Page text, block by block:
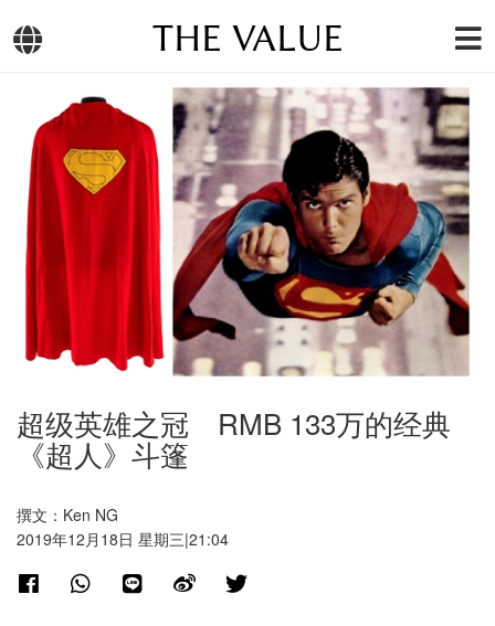
THE VALUE
超级英雄之冠 RMB 133万的经典
《超人》斗篷
撰文：Ken NG
2019年12月18日 星期三|21:04